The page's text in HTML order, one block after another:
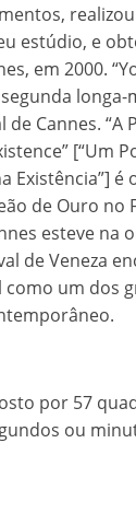
estúdio, e
em 2000.
segunda
Cannes. “A
[“Um
Existência”] é
de Ouro no
esteve na
de Veneza
como um dos
por 57
ou